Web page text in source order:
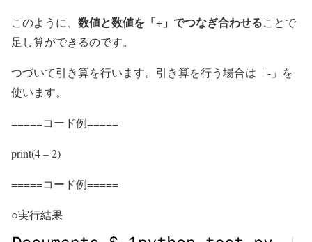
このように、 数値と数値を「+」でつなぎ合わせることで
足し算ができるのです。
つづいて引き算を行います。引き算を行う場合は「-」を
使います。
=====コード例=====
print(4 – 2)
=====コード例=====
○実行結果